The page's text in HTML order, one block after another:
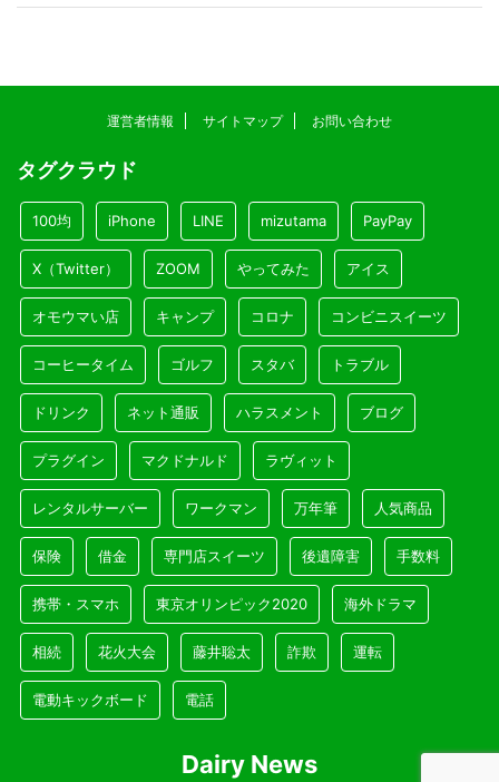
運営者情報 サイトマップ お問い合わせ
タグクラウド
100均 iPhone LINE mizutama PayPay
X（Twitter） ZOOM やってみた アイス
オモウマい店 キャンプ コロナ コンビニスイーツ
コーヒータイム ゴルフ スタバ トラブル
ドリンク ネット通販 ハラスメント ブログ
プラグイン マクドナルド ラヴィット
レンタルサーバー ワークマン 万年筆 人気商品
保険 借金 専門店スイーツ 後遺障害 手数料
携帯・スマホ 東京オリンピック2020 海外ドラマ
相続 花火大会 藤井聡太 詐欺 運転
電動キックボード 電話
Dairy News